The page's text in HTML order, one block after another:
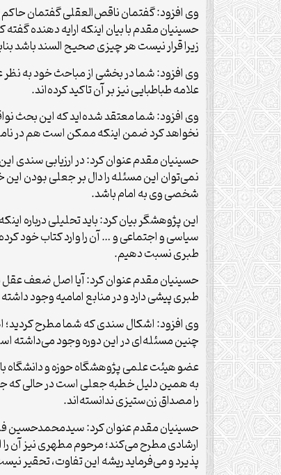
وی افزود: گفتمان ناقص‌العقلی گفتمان حاکم
حسینیان مقدم با بیان اینکه ارایه دهنده
زیرا قرار نیست هر چیزی صحیح السند باشد
وی افزود: شما در بخشی از مباحث خود به
علامه طباطبایی نیز بر آن تاکید کرده‌اند.
وی افزود: شما معتقد شده‌اید که این بحث
نخواهد کرد ضمن اینکه ممکن است هم در
حسینیان مقدم عنوان کرد: در ارزیابی سندی
نمی‌توان این مسئله را دال بر جعلی بودن
شخصی وی به امام باشد.
این پژوهشگر بیان کرد: باید تحلیلی درباره
سیاسی و اجتماعی و … آن را وارد کتاب خود
طبری نسبت دهیم.
حسینیان مقدم عنوان کرد: آیا اصل ضعف
طبری پیشی دارد و در منابع امامیه وجود
وی افزود: اشکال سندی که شما مطرح کردید؛
چنین مسئله‌ای در این دوره وجود می‌داشته است
عضو هیئت علمی پژوهشگاه حوزه و دانشگاه
به همین دلیل خطبه جعلی است در حالی که
را مصداق زن‌ستیزی ندانسته‌اند.
حسینیان مقدم عنوان کرد: سیدمحمدحسین
ارشادی مطرح می‌کند؛ مرحوم مطهری نیز آن
پذیرد و می‌فرماید ریشه این تفاوت، تحقیر